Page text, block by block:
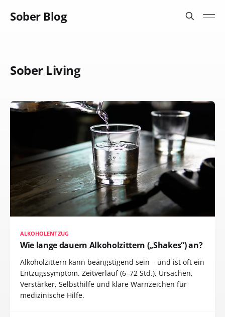
Sober Blog
Sober Living
ALKOHOLENTZUG
Wie lange dauern Alkoholzittern („Shakes“) an?
Alkoholzittern kann beängstigend sein – und ist oft ein
Entzugssymptom. Zeitverlauf (6–72 Std.), Ursachen,
Verstärker, Selbsthilfe und klare Warnzeichen für
medizinische Hilfe.